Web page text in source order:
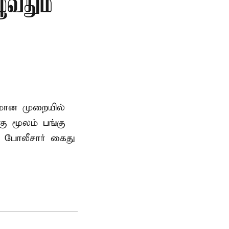
முறையில்
மூலம் பங்கு
போலீசார் கைது